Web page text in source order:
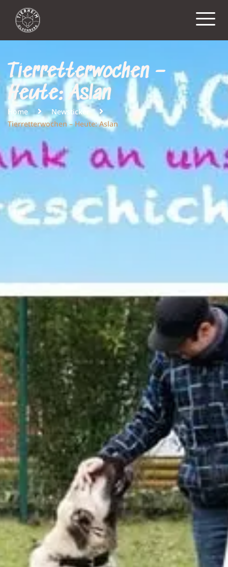
Tierretterwochen –
Heute: Aslan
Home
Newsticker
Tierretterwochen – Heute: Aslan